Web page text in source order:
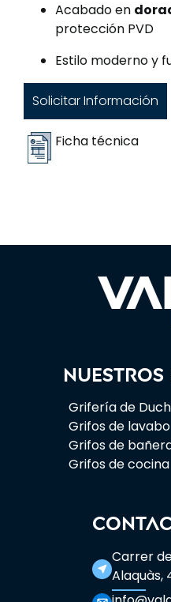
Acabado en
protección PVD
Estilo moderno y
Solicitar Información
Ficha técnica
Grifería de
Grifos de lavabo
Grifos de
Grifos de cocina
near_me
Carrer
Alaquàs,